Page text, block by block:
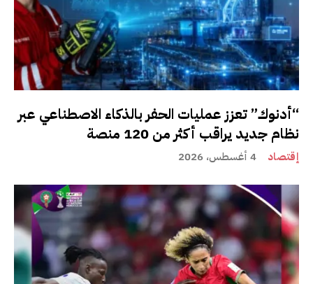
“أدنوك” تعزز عمليات الحفر بالذكاء الاصطناعي عبر
نظام جديد يراقب أكثر من 120 منصة
إقتصاد 4 أغسطس، 2026